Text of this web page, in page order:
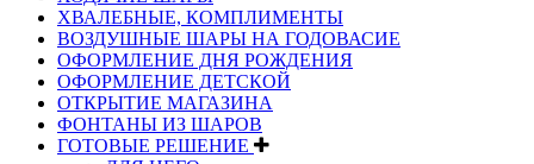
ХВАЛЕБНЫЕ, КОМПЛИМЕНТЫ
ВОЗДУШНЫЕ ШАРЫ НА ГОДОВАСИЕ
ОФОРМЛЕНИЕ ДНЯ РОЖДЕНИЯ
ОФОРМЛЕНИЕ ДЕТСКОЙ
ОТКРЫТИЕ МАГАЗИНА
ФОНТАНЫ ИЗ ШАРОВ
ГОТОВЫЕ РЕШЕНИЕ